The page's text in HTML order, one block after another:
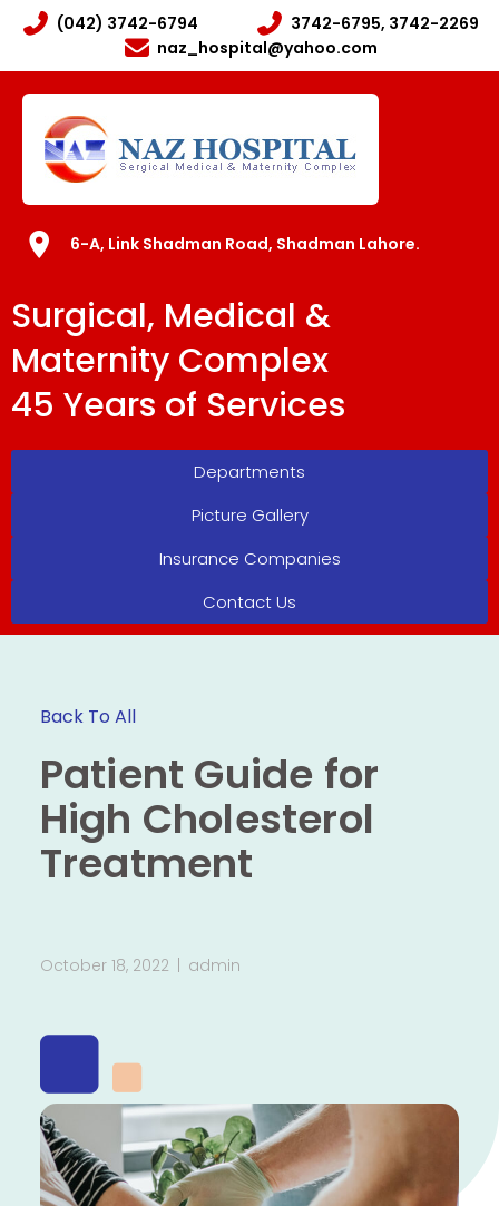
(042) 3742-6794
3742-6795, 3742-2269
naz_hospital@yahoo.com
6-A, Link Shadman Road, Shadman Lahore.
Surgical, Medical &
Maternity Complex
45 Years of Services
Departments
Picture Gallery
Insurance Companies
Contact Us
Back To All
Patient Guide for
High Cholesterol
Treatment
October 18, 2022 admin